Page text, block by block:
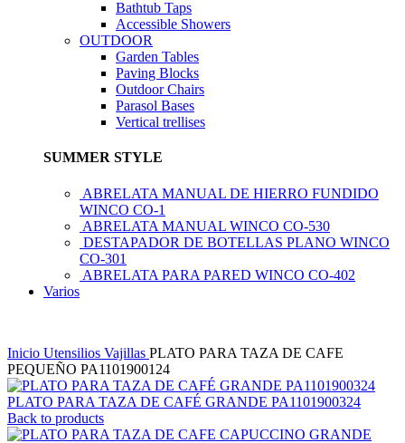
Bathtub Taps
Accessible Showers
OUTDOOR
Garden Tables
Paving Blocks
Outdoor Chairs
Parasol Bases
Vertical trellises
SUMMER STYLE
ABRELATA MANUAL DE HIERRO FUNDIDO
WINCO CO-1
ABRELATA MANUAL WINCO CO-530
DESTAPADOR DE BOTELLAS PLANO WINCO
CO-301
ABRELATA PARA PARED WINCO CO-402
Varios
Inicio Utensilios Vajillas PLATO PARA TAZA DE CAFE
PEQUEÑO PA1101900124
PLATO PARA TAZA DE CAFÉ GRANDE PA1101900324
Back to products